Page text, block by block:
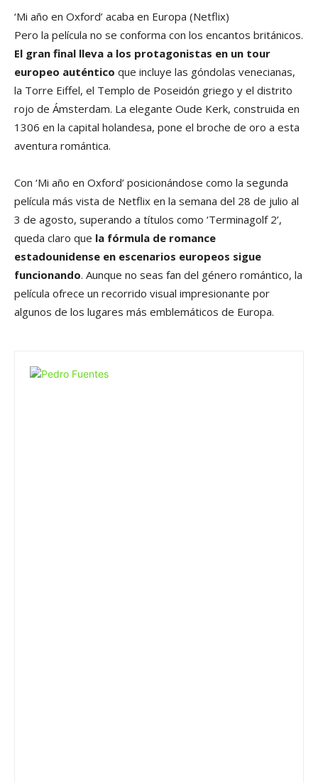
‘Mi año en Oxford’ acaba en Europa (Netflix)
Pero la película no se conforma con los encantos británicos.
El gran final lleva a los protagonistas en un tour
europeo auténtico que incluye las góndolas venecianas,
la Torre Eiffel, el Templo de Poseidón griego y el distrito
rojo de Ámsterdam. La elegante Oude Kerk, construida en
1306 en la capital holandesa, pone el broche de oro a esta
aventura romántica.
Con ‘Mi año en Oxford’ posicionándose como la segunda
película más vista de Netflix en la semana del 28 de julio al
3 de agosto, superando a títulos como ‘Terminagolf 2’,
queda claro que la fórmula de romance
estadounidense en escenarios europeos sigue
funcionando. Aunque no seas fan del género romántico, la
película ofrece un recorrido visual impresionante por
algunos de los lugares más emblemáticos de Europa.